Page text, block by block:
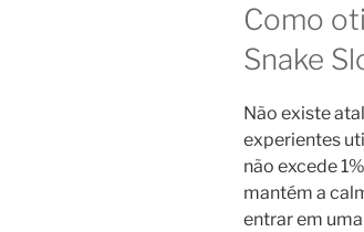
Como
Snake
Não existe
experientes
não excede
mantém a
entrar em